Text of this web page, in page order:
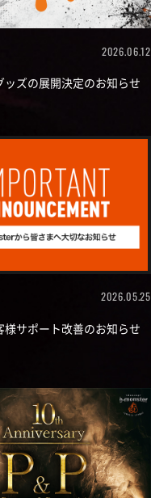
2026.06.12
ッズの展開決定のお知らせ
2026.05.25
様サポート改善のお知らせ